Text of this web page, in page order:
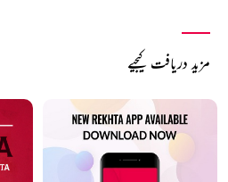
مزید دریافت کیجیے